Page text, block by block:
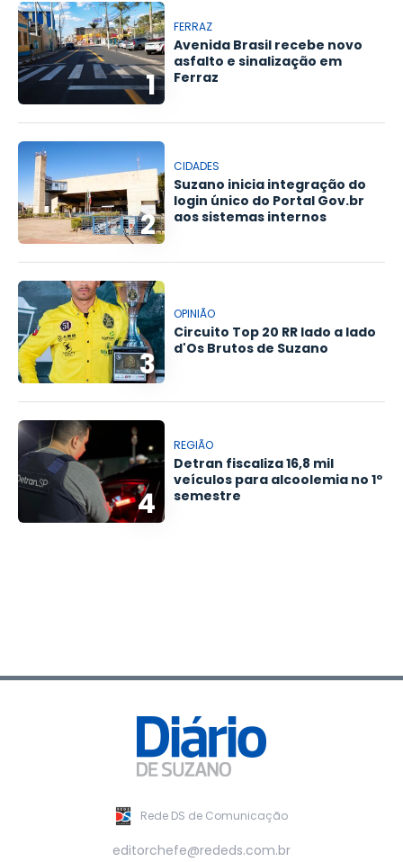
1
FERRAZ
Avenida Brasil recebe novo
asfalto e sinalização em
Ferraz
2
CIDADES
Suzano inicia integração do
login único do Portal Gov.br
aos sistemas internos
3
OPINIÃO
Circuito Top 20 RR lado a lado
d'Os Brutos de Suzano
4
REGIÃO
Detran fiscaliza 16,8 mil
veículos para alcoolemia no 1º
semestre
Rede DS de Comunicação
editorchefe@rededs.com.br